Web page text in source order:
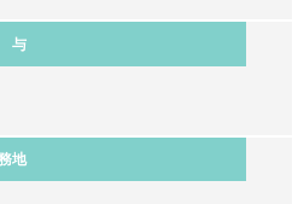
与
地